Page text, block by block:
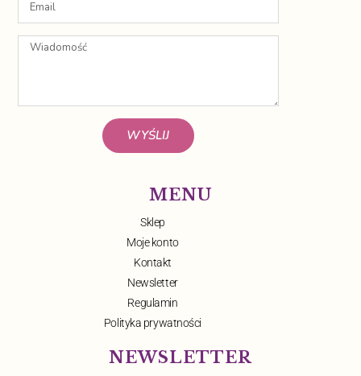
WYŚLIJ
MENU
Sklep
Moje konto
Kontakt
Newsletter
Regulamin
Polityka prywatności
NEWSLETTER